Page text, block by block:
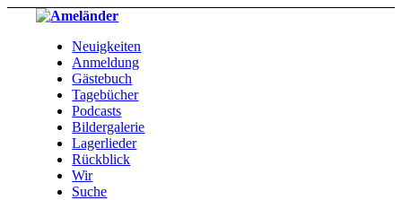
Neuigkeiten
Anmeldung
Gästebuch
Tagebücher
Podcasts
Bildergalerie
Lagerlieder
Rückblick
Wir
Suche